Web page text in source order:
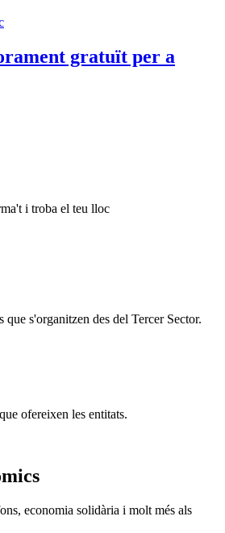
gratuït per a
i troba el teu lloc
que s'organitzen des del Tercer Sector.
ofereixen les entitats.
economia solidària i molt més als